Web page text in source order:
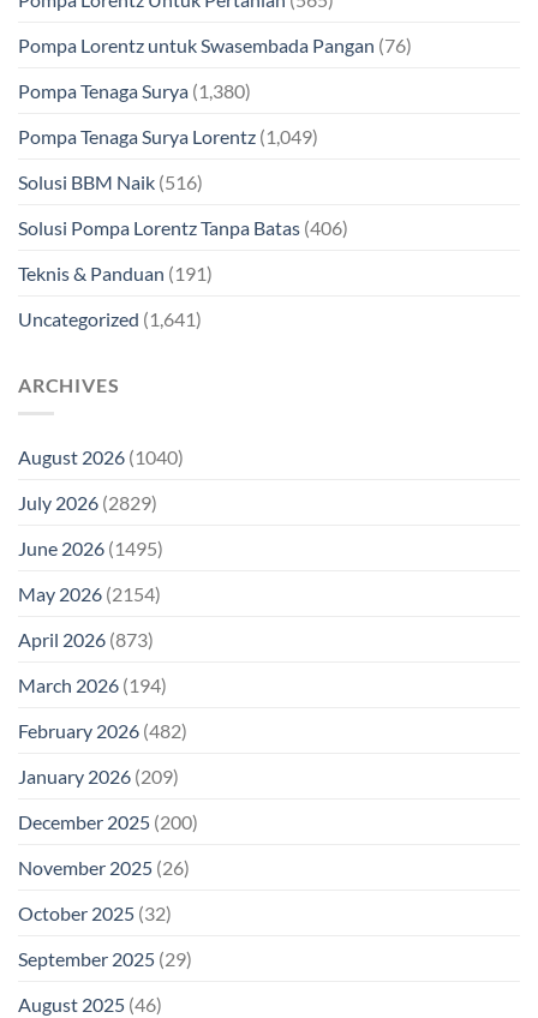
Pompa Lorentz untuk Swasembada Pangan (76)
Pompa Tenaga Surya (1,380)
Pompa Tenaga Surya Lorentz (1,049)
Solusi BBM Naik (516)
Solusi Pompa Lorentz Tanpa Batas (406)
Teknis & Panduan (191)
Uncategorized (1,641)
ARCHIVES
August 2026 (1040)
July 2026 (2829)
June 2026 (1495)
May 2026 (2154)
April 2026 (873)
March 2026 (194)
February 2026 (482)
January 2026 (209)
December 2025 (200)
November 2025 (26)
October 2025 (32)
September 2025 (29)
August 2025 (46)